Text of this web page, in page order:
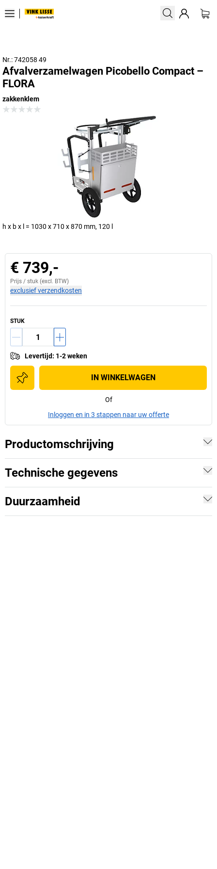
Nr.: 742058 49
Afvalverzamelwagen Picobello Compact –
FLORA
zakkenklem
h x b x l = 1030 x 710 x 870 mm, 120 l
€ 739,-
Prijs / stuk (excl. BTW)
exclusief verzendkosten
STUK
Levertijd: 1-2 weken
IN WINKELWAGEN
Of
Inloggen en in 3 stappen naar uw offerte
Productomschrijving
Technische gegevens
Duurzaamheid